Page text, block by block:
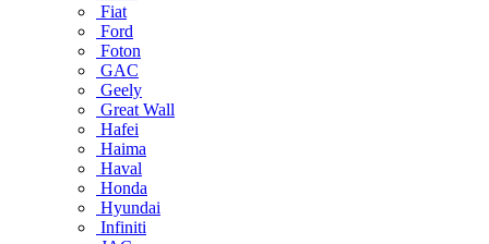
Fiat
Ford
Foton
GAC
Geely
Great Wall
Hafei
Haima
Haval
Honda
Hyundai
Infiniti